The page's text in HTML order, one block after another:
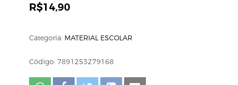
R$14,90
Categoria: MATERIAL ESCOLAR
Código: 7891253279168